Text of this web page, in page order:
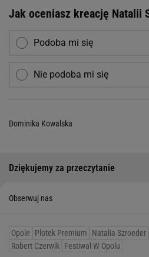
Jak oceniasz kreację Natalii
Podoba mi się
Nie podoba mi się
Dominika Kowalska
Dziękujemy za przeczytanie
Obserwuj nas
Opole Plotek Premium Natalia Szroeder
Robert Czerwik Festiwal W Opolu